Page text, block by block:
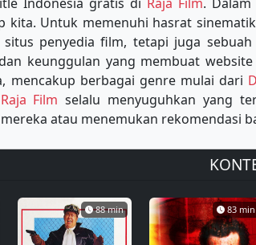
kita. Untuk memenuhi hasrat
penyedia film, tetapi juga
keunggulan yang membuat
mencakup berbagai genre mulai dari
Raja Film selalu menyuguhkan yang
atau menemukan rekomendasi
88 min 83 min